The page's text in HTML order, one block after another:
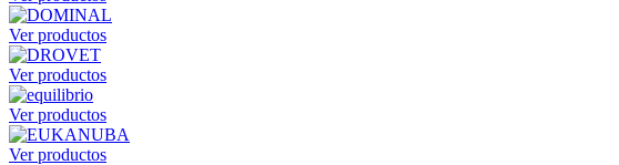
Ver productos
Ver productos
Ver productos
Ver productos